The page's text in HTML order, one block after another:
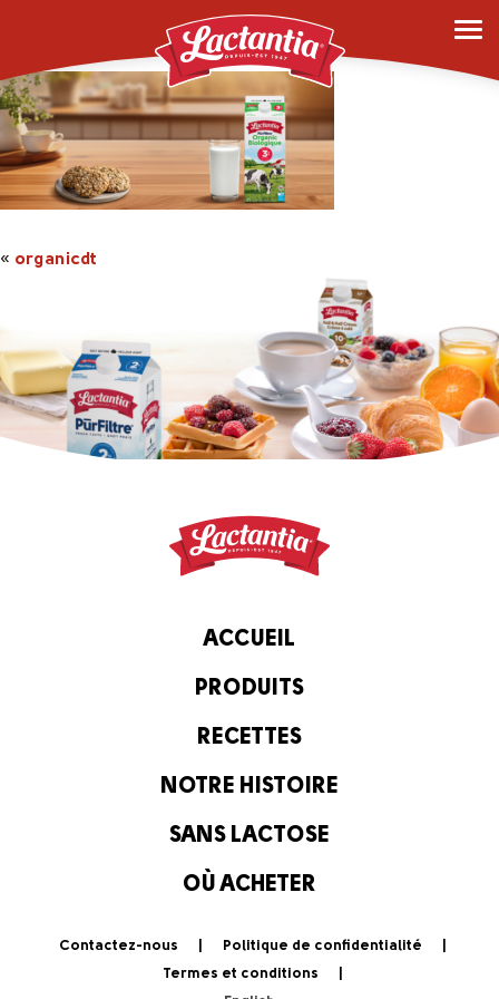
organicdt
« organicdt
ACCUEIL
PRODUITS
RECETTES
NOTRE HISTOIRE
SANS LACTOSE
OÙ ACHETER
Contactez-nous
Politique de confidentialité
Termes et conditions